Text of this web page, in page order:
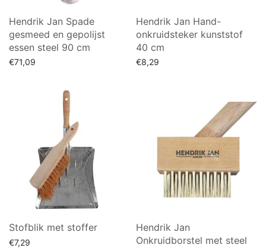
Hendrik Jan Spade
gesmeed en gepolijst
essen steel 90 cm
€71,09
Hendrik Jan Hand-
onkruidsteker kunststof
40 cm
€8,29
Stofblik met stoffer
€7,29
Hendrik Jan
Onkruidborstel met steel